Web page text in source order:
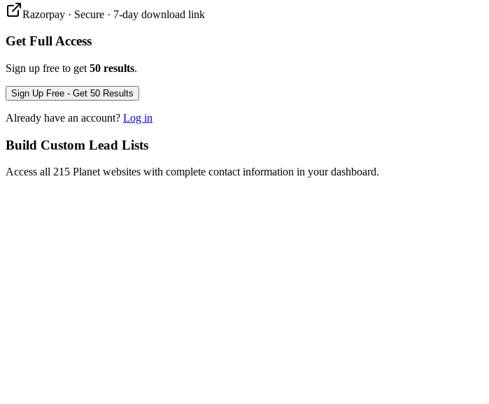
Razorpay · Secure · 7-day download link
Get Full Access
Sign up free to get 50 results.
Sign Up Free - Get 50 Results
Already have an account? Log in
Build Custom Lead Lists
Access all 215 Planet websites with complete contact information in your dashboard.